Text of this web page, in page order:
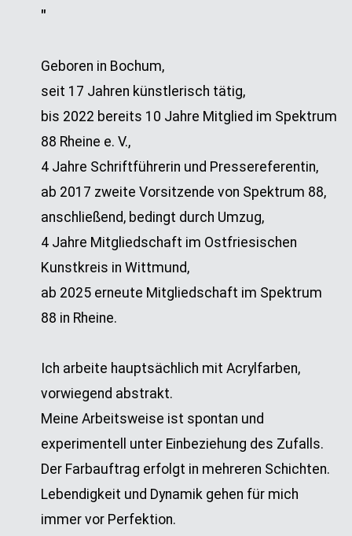
"
Geboren in Bochum,
seit 17 Jahren künstlerisch tätig,
bis 2022 bereits 10 Jahre Mitglied im Spektrum
88 Rheine e. V.,
4 Jahre Schriftführerin und Pressereferentin,
ab 2017 zweite Vorsitzende von Spektrum 88,
anschließend, bedingt durch Umzug,
4 Jahre Mitgliedschaft im Ostfriesischen
Kunstkreis in Wittmund,
ab 2025 erneute Mitgliedschaft im Spektrum
88 in Rheine.
Ich arbeite hauptsächlich mit Acrylfarben,
vorwiegend abstrakt.
Meine Arbeitsweise ist spontan und
experimentell unter Einbeziehung des Zufalls.
Der Farbauftrag erfolgt in mehreren Schichten.
Lebendigkeit und Dynamik gehen für mich
immer vor Perfektion.